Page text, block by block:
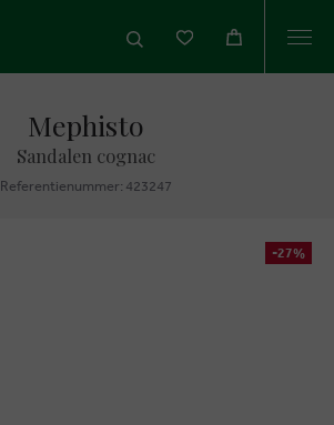
Mephisto
Sandalen cognac
Referentienummer: 423247
-27%